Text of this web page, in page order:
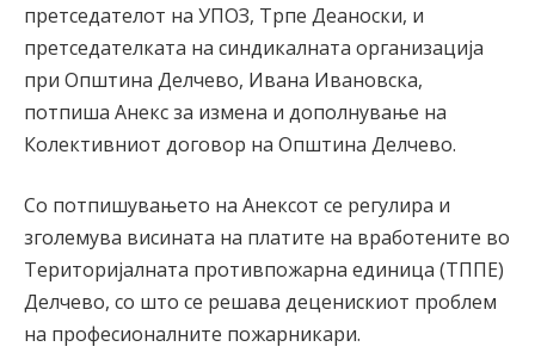
претседателот на УПОЗ, Трпе Деаноски, и
претседателката на синдикалната организација
при Општина Делчево, Ивана Ивановска,
потпиша Анекс за измена и дополнување на
Колективниот договор на Општина Делчево.
Со потпишувањето на Анексот се регулира и
зголемува висината на платите на вработените во
Територијалната противпожарна единица (ТППЕ)
Делчево, со што се решава деценискиот проблем
на професионалните пожарникари.